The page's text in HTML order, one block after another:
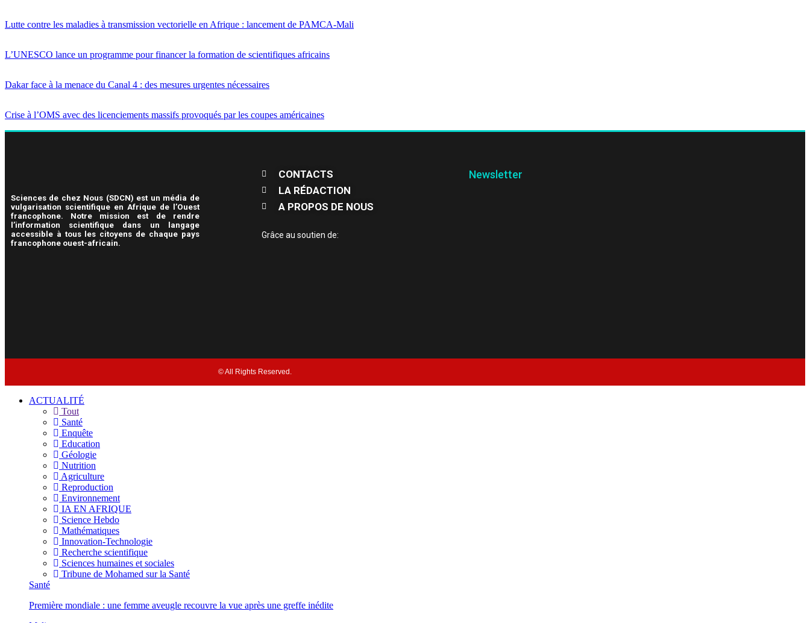
Lutte contre les maladies à transmission vectorielle en Afrique : lancement de PAMCA-Mali
L’UNESCO lance un programme pour financer la formation de scientifiques africains
Dakar face à la menace du Canal 4 : des mesures urgentes nécessaires
Crise à l’OMS avec des licenciements massifs provoqués par les coupes américaines
Sciences de chez Nous (SDCN) est un média de
vulgarisation scientifique en Afrique de l’Ouest
francophone. Notre mission est de rendre
l’information scientifique dans un langage
accessible à tous les citoyens de chaque pays
francophone ouest-africain.
CONTACTS
LA RÉDACTION
A PROPOS DE NOUS
Grâce au soutien de:
Newsletter
© All Rights Reserved.
ACTUALITÉ
Tout
Santé
Enquête
Education
Géologie
Nutrition
Agriculture
Reproduction
Environnement
IA EN AFRIQUE
Science Hebdo
Mathématiques
Innovation-Technologie
Recherche scientifique
Sciences humaines et sociales
Tribune de Mohamed sur la Santé
Santé
Première mondiale : une femme aveugle recouvre la vue après une greffe inédite